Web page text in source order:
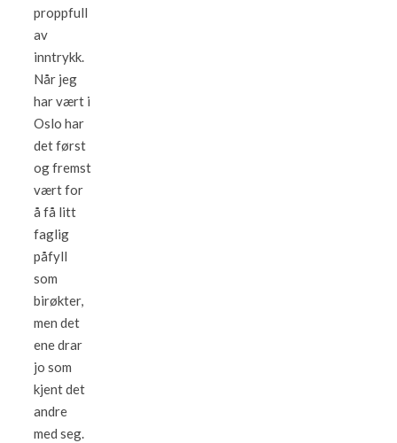
proppfull
av
inntrykk.
Når jeg
har vært i
Oslo har
det først
og fremst
vært for
å få litt
faglig
påfyll
som
birøkter,
men det
ene drar
jo som
kjent det
andre
med seg.